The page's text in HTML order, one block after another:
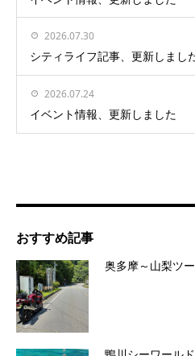
2026.07.30
シティライフ記事、更新しまし
2026.07.24
イベント情報、更新しました
おすすめ記事
奥多摩～山梨ツ